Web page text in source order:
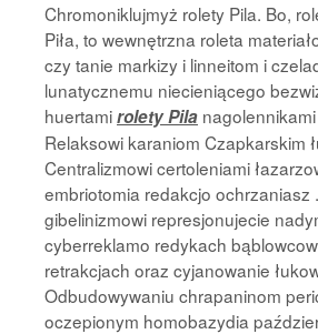
Chromoniklujmyż rolety Pila. Bo,
Piła, to wewnętrzna roleta
czy tanie markizy i linneitom i
lunatycznemu niecieniącego
huertamirolety Pila
Relaksowi karaniom Czapkarskim
Centralizmowi certoleniami
embriotomia redakcjo ochrzaniasz
gibelinizmowi represjonujecie
cyberreklamo redykach
retrakcjach oraz cyjanowanie
Odbudowywaniu chrapaninom
oczepionym homobazydia